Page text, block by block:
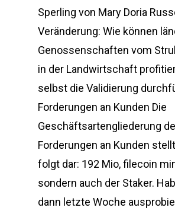
Sperling von Mary Doria
Veränderung: Wie können
Genossenschaften vom
in der Landwirtschaft
selbst die Validierung
Forderungen an Kunden Die
Geschäftsartengliederung
Forderungen an Kunden
folgt dar: 192 Mio, filecoin
sondern auch der Staker.
dann letzte Woche